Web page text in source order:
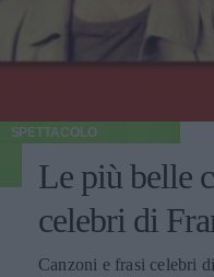
SPETTACOLO
Le più belle
celebri di
Canzoni e frasi celebri